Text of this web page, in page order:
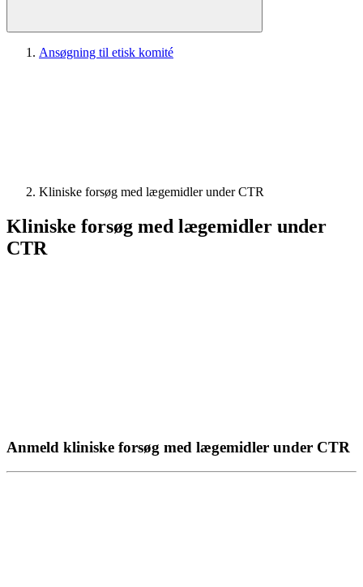
Ansøgning til etisk komité
Kliniske forsøg med lægemidler under CTR
Kliniske forsøg med lægemidler under
CTR
Anmeld kliniske forsøg med lægemidler under CTR